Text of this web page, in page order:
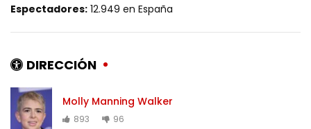
Espectadores: 12.949 en España
DIRECCIÓN
Molly Manning Walker
893
96